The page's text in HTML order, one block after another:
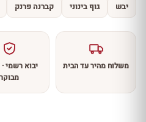
יבש גוף בינוני קברנה פרנק
משלוח מהיר עד הבית
יבוא רשמי
מבוקר